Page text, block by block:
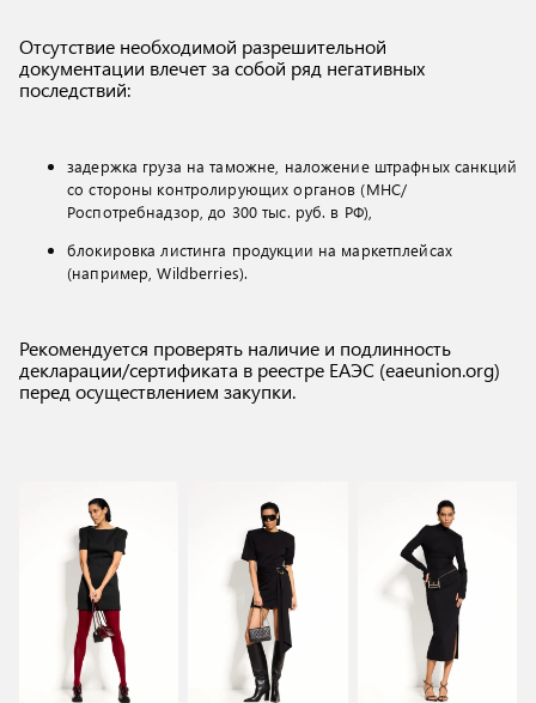
Отсутствие необходимой разрешительной
документации влечет за собой ряд негативных
последствий:
задержка груза на таможне, наложение штрафных санкций
со стороны контролирующих органов (МНС/
Роспотребнадзор, до 300 тыс. руб. в РФ),
блокировка листинга продукции на маркетплейсах
(например, Wildberries).
Рекомендуется проверять наличие и подлинность
декларации/сертификата в реестре ЕАЭС (eaeunion.org)
перед осуществлением закупки.